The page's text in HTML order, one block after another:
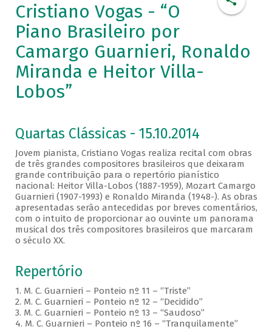
Cristiano Vogas - “O
Piano Brasileiro por
Camargo Guarnieri, Ronaldo
Miranda e Heitor Villa-
Lobos”
Quartas Clássicas - 15.10.2014
Jovem pianista, Cristiano Vogas realiza recital com obras
de três grandes compositores brasileiros que deixaram
grande contribuição para o repertório pianístico
nacional: Heitor Villa-Lobos (1887-1959), Mozart Camargo
Guarnieri (1907-1993) e Ronaldo Miranda (1948-). As obras
apresentadas serão antecedidas por breves comentários,
com o intuito de proporcionar ao ouvinte um panorama
musical dos três compositores brasileiros que marcaram
o século XX.
Repertório
1. M. C. Guarnieri – Ponteio nº 11 – “Triste”
2. M. C. Guarnieri – Ponteio nº 12 – “Decidido”
3. M. C. Guarnieri – Ponteio nº 13 – “Saudoso”
4. M. C. Guarnieri – Ponteio nº 16 – “Tranquilamente”